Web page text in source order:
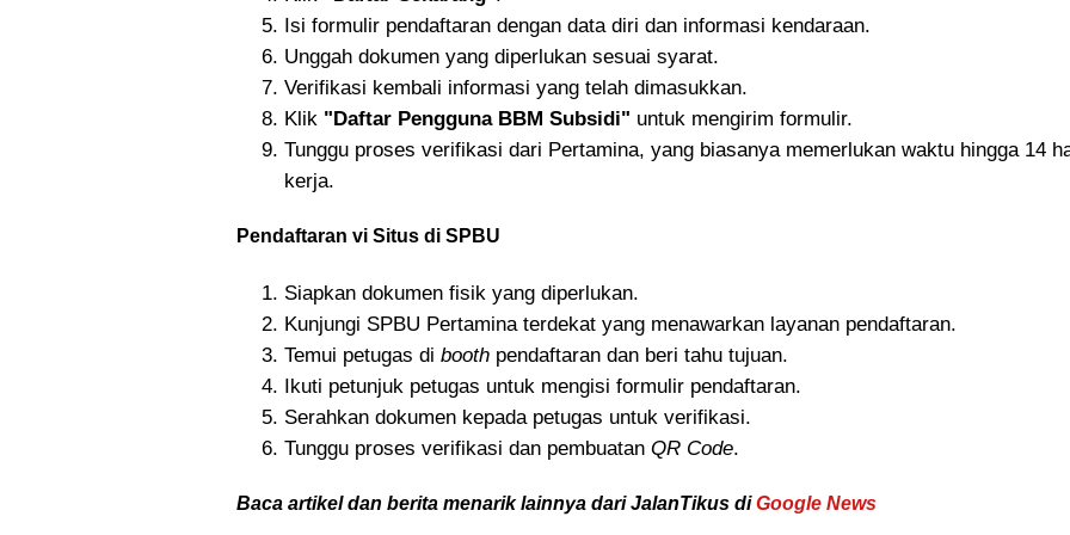
Isi formulir pendaftaran dengan data diri dan informasi kendaraan.
Unggah dokumen yang diperlukan sesuai syarat.
Verifikasi kembali informasi yang telah dimasukkan.
Klik "Daftar Pengguna BBM Subsidi" untuk mengirim formulir.
Tunggu proses verifikasi dari Pertamina, yang biasanya memerlukan waktu hingga 14
kerja.
Pendaftaran vi Situs di SPBU
Siapkan dokumen fisik yang diperlukan.
Kunjungi SPBU Pertamina terdekat yang menawarkan layanan pendaftaran.
Temui petugas di booth pendaftaran dan beri tahu tujuan.
Ikuti petunjuk petugas untuk mengisi formulir pendaftaran.
Serahkan dokumen kepada petugas untuk verifikasi.
Tunggu proses verifikasi dan pembuatan QR Code.
Baca artikel dan berita menarik lainnya dari JalanTikus diGoogle News